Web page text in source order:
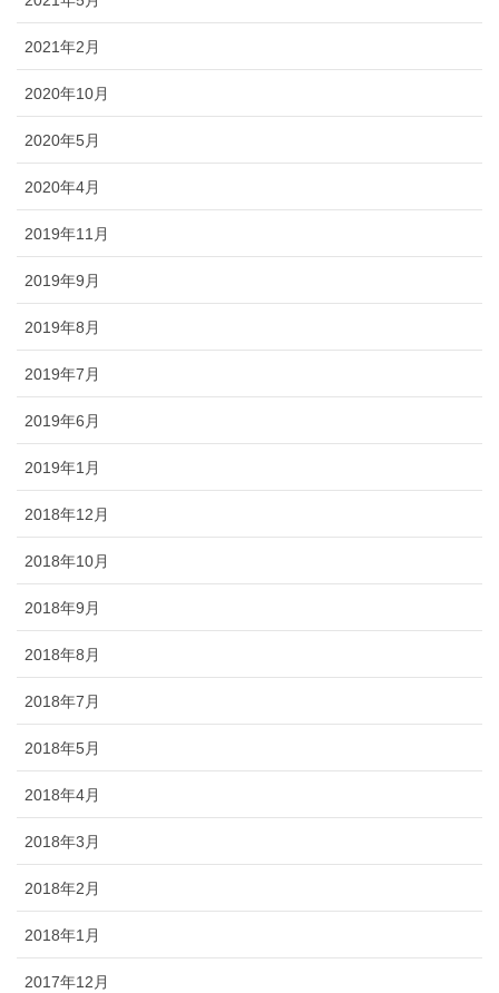
2021年2月
2020年10月
2020年5月
2020年4月
2019年11月
2019年9月
2019年8月
2019年7月
2019年6月
2019年1月
2018年12月
2018年10月
2018年9月
2018年8月
2018年7月
2018年5月
2018年4月
2018年3月
2018年2月
2018年1月
2017年12月